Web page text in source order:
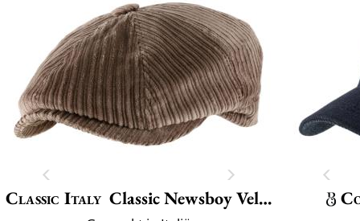
Classic Italy Classic Newsboy Velvet